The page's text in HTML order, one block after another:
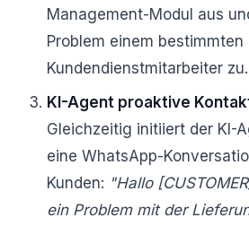
Management-Modul aus
Problem einem bestimmten
Kundendienstmitarbeiter zu.
KI-Agent proaktive
Gleichzeitig initiiert der KI-
eine WhatsApp-
Kunden: "Hallo
ein Problem mit der